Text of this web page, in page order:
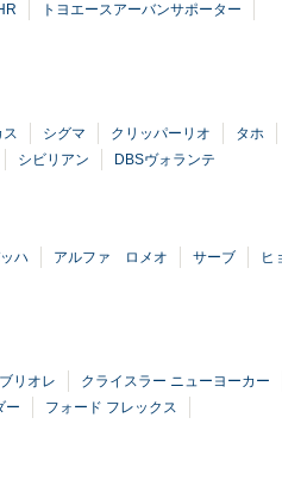
トヨエースアーバンサポーター
ス シグマ クリッパーリオ タホ
シビリアン DBSヴォランテ
ハ アルファ ロメオ サーブ
ヒ
リオレ
クライスラー ニューヨーカー
ー
フォード フレックス